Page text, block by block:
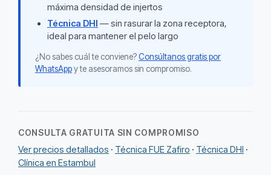
máxima densidad de injertos
Técnica DHI — sin rasurar la zona receptora,
ideal para mantener el pelo largo
¿No sabes cuál te conviene?Consúltanos gratis por
WhatsAppy te asesoramos sin compromiso.
CONSULTA GRATUITA SIN COMPROMISO
Ver precios detallados · Técnica FUE Zafiro · Técnica DHI ·
Clínica en Estambul